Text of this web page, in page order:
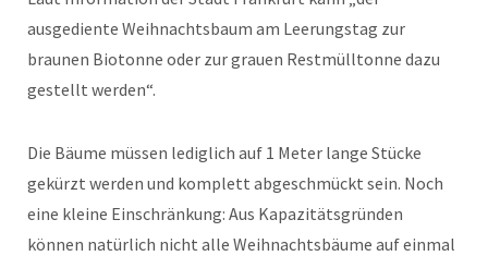
ausgediente Weihnachtsbaum am Leerungstag zur
braunen Biotonne oder zur grauen Restmülltonne dazu
gestellt werden“.
Die Bäume müssen lediglich auf 1 Meter lange Stücke
gekürzt werden und komplett abgeschmückt sein. Noch
eine kleine Einschränkung: Aus Kapazitätsgründen
können natürlich nicht alle Weihnachtsbäume auf einmal